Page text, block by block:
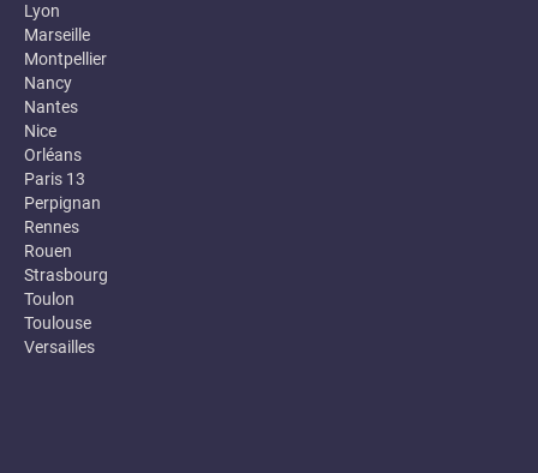
Lyon
Marseille
Montpellier
Nancy
Nantes
Nice
Orléans
Paris 13
Perpignan
Rennes
Rouen
Strasbourg
Toulon
Toulouse
Versailles